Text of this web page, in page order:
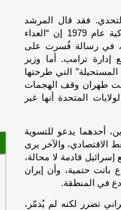
فقد قال المرشد
الأعلى علي خامنئي في ذكرى اقتحام السفارة الأميركية عام 1979 إن “العداء
في رسالة فُسرت على
ترامب. أما وزير
التي طرحتها
طهران وقف الهجمات
المتحدة أنها غير
أحدهما يدعو للتسوية
والآخر يرى
قادمة لا محالة،
باتت حتمية، وأن إيران
في المنطقة.
تضرر لكنه لم يُدمّر،